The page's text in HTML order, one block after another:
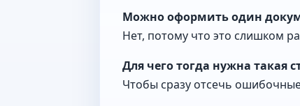
Можно оформить один
Нет, потому что это слишком
Для чего тогда нужна такая
Чтобы сразу отсечь